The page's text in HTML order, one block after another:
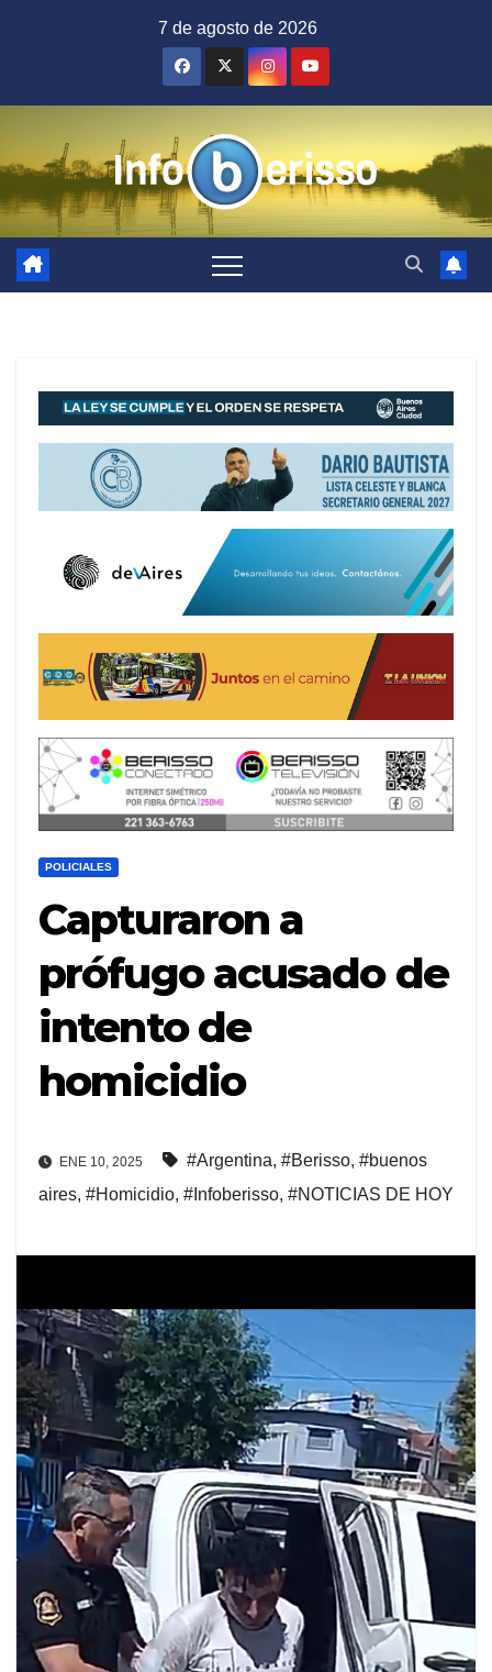
7 de agosto de 2026
POLICIALES
Capturaron a
prófugo acusado de
intento de
homicidio
ENE 10, 2025 #Argentina, #Berisso, #buenos
aires, #Homicidio, #Infoberisso, #NOTICIAS DE HOY